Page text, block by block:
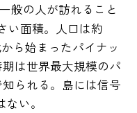
般の人が訪れること
い面積。人口は約
ら始まったパイナッ
は世界最大規模のパ
られる。島には信号
い。